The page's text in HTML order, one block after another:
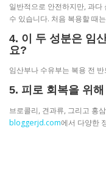
일반적으로 안전하지만, 과
수 있습니다. 처음 복용할 때
4. 이 두 성분은 임
요?
임산부나 수유부는 복용 전
5. 피로 회복을 위
브로콜리, 견과류, 그리고 홍
bloggerjd.com에서 다양한